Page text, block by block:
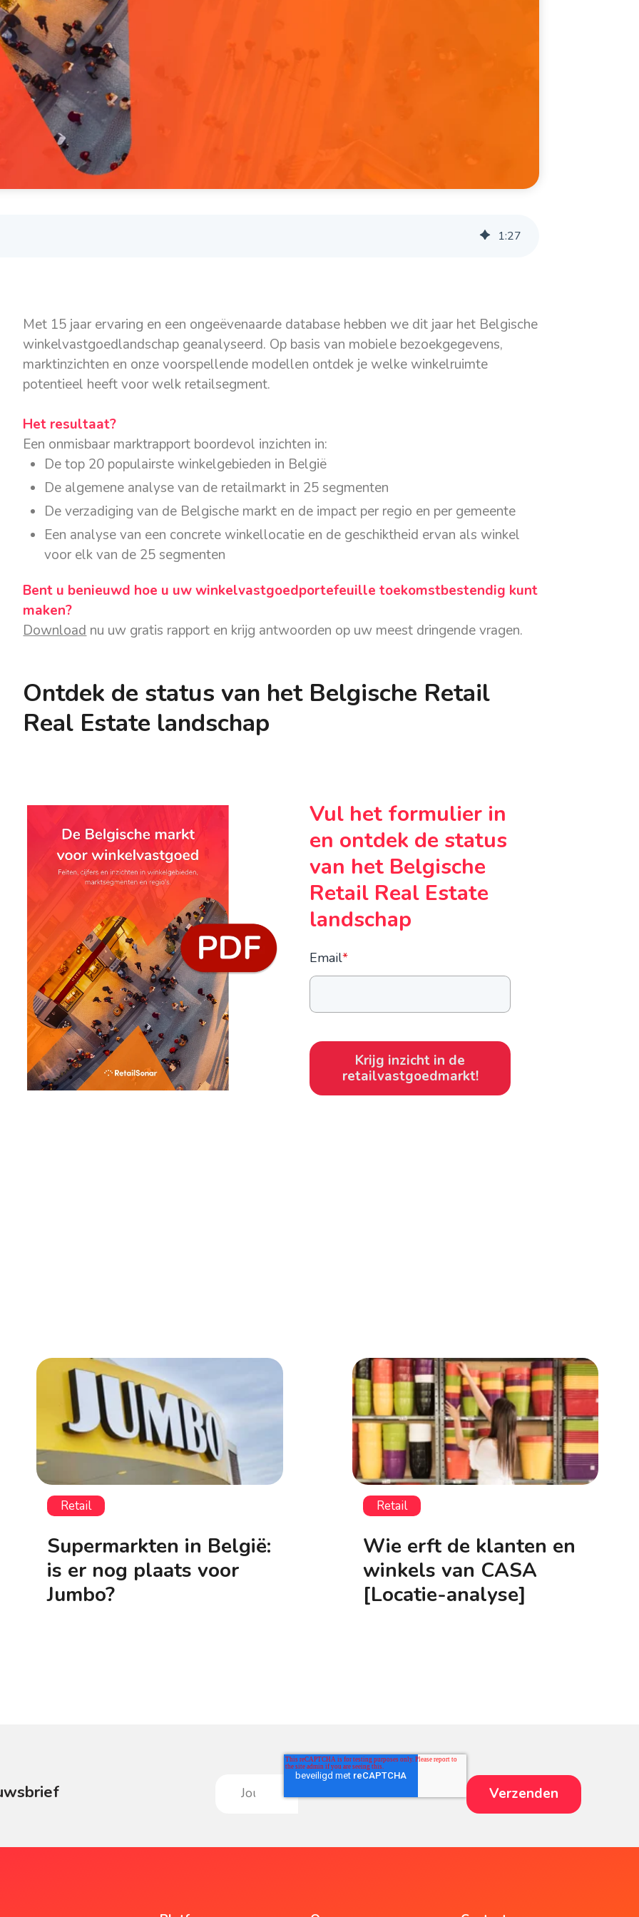
1:27
Met 15 jaar ervaring en een ongeëvenaarde database hebben we dit jaar het Belgische
winkelvastgoedlandschap geanalyseerd. Op basis van mobiele bezoekgegevens,
marktinzichten en onze voorspellende modellen ontdek je welke winkelruimte
potentieel heeft voor welk retailsegment.
Het resultaat?
Een onmisbaar marktrapport boordevol inzichten in:
De top 20 populairste winkelgebieden in België
De algemene analyse van de retailmarkt in 25 segmenten
De verzadiging van de Belgische markt en de impact per regio en per gemeente
Een analyse van een concrete winkellocatie en de geschiktheid ervan als winkel
voor elk van de 25 segmenten
Bent u benieuwd hoe u uw winkelvastgoedportefeuille toekomstbestendig kunt
maken?
Download nu uw gratis rapport en krijg antwoorden op uw meest dringende vragen.
Ontdek de status van het Belgische Retail
Real Estate landschap
Vul het formulier in
en ontdek de status
van het Belgische
Retail Real Estate
landschap
Email*
Krijg inzicht in de
retailvastgoedmarkt!
Retail
Supermarkten in België:
is er nog plaats voor
Jumbo?
Retail
Wie erft de klanten en
winkels van CASA
[Locatie-analyse]